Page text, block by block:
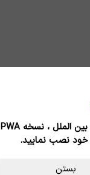
برای دسترسی همیشگی حتی در زمان قطعی اینترنت بین الملل ، نسخه PWA
خود نصب نمایید.
بستن